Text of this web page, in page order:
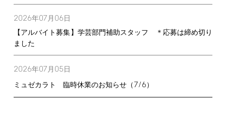
2026年07月 06日
【アルバイト募集】学芸部門補助スタッフ ＊応募は締め切り
ました
2026年07月 05日
ミュゼカラト 臨時休業のお知らせ（7/6）